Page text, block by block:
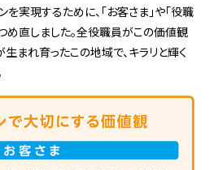
実現するために、「お客さま」や「役職
め直しました。全役職員がこの価値観
まれ育ったこの地域で、キラリと輝く